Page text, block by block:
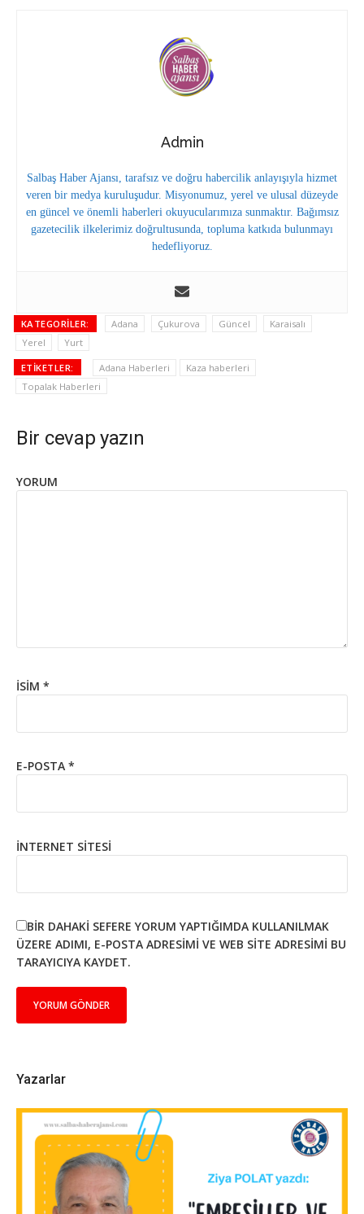
Admin
Salbaş Haber Ajansı, tarafsız ve doğru habercilik anlayışıyla hizmet
veren bir medya kuruluşudur. Misyonumuz, yerel ve ulusal düzeyde
en güncel ve önemli haberleri okuyucularımıza sunmaktır. Bağımsız
gazetecilik ilkelerimiz doğrultusunda, topluma katkıda bulunmayı
hedefliyoruz.
KATEGORILER: Adana Çukurova Güncel
Karaisalı
Yerel
Yurt
ETIKETLER: Adana Haberleri
Kaza haberleri
Topalak Haberleri
Bir cevap yazın
YORUM
İSIM *
E-POSTA *
İNTERNET SITESI
BIR DAHAKI SEFERE YORUM YAPTIĞIMDA KULLANILMAK
ÜZERE ADIMI, E-POSTA ADRESIMI VE WEB SITE ADRESIMI BU
TARAYICIYA KAYDET.
Yazarlar